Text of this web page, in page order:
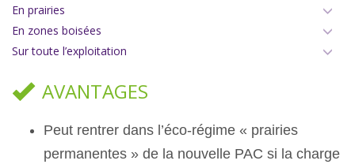
En prairies
En zones boisées
Sur toute l’exploitation
AVANTAGES
Peut rentrer dans l’éco-régime « prairies
permanentes » de la nouvelle PAC si la charge